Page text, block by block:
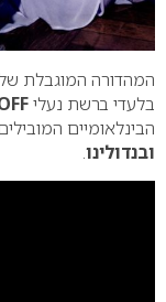
המהדורה המוגבלת
בלעדי ברשת נעלי
הבינלאומיים
ובנדולינו.